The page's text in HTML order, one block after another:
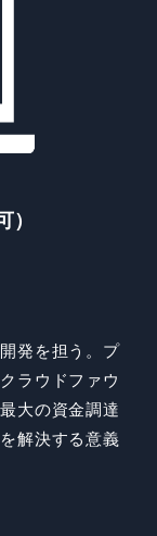
）
発を担う。プ
ラウドファウ
大の資金調達
解決する意義